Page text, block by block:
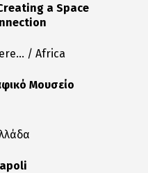
a Space
/ Africa
Μουσείο